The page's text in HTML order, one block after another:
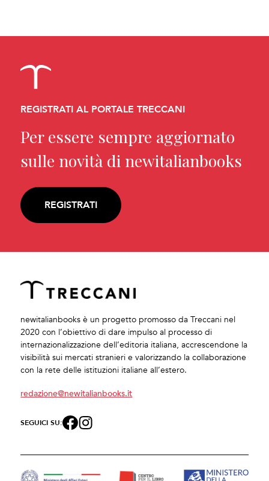
REGISTRATI AL PORTALE TRECCANI
Per essere sempre aggiornato
sulle novità di newitalianbooks
REGISTRATI
newitalianbooks è un progetto promosso da Treccani nel
2020 con l’obiettivo di dare impulso al processo di
internazionalizzazione dell’editoria italiana, accrescendone la
visibilità sui mercati stranieri e valorizzando la collaborazione
con la rete delle istituzioni italiane all’estero.
redazione@newitalianbooks.it
SEGUICI SU: